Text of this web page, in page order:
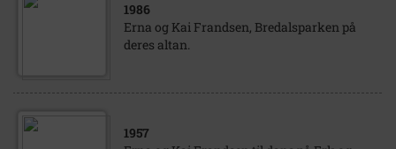
1986
Erna og Kai Frandsen, Bredalsparken på
deres altan.
1957